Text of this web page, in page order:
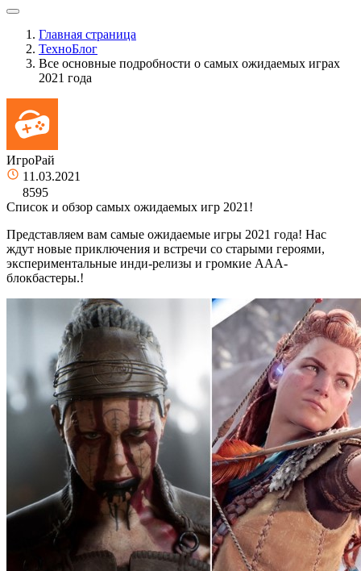
Главная страница
ТехноБлог
Все основные подробности о самых ожидаемых играх
2021 года
ИгроРай
11.03.2021
8595
Список и обзор самых ожидаемых игр 2021!
Представляем вам самые ожидаемые игры 2021 года! Нас
ждут новые приключения и встречи со старыми героями,
экспериментальные инди-релизы и громкие ААА-
блокбастеры.!